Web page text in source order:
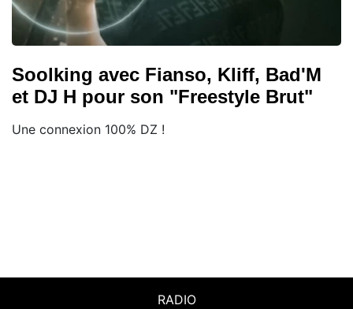
Soolking avec Fianso, Kliff, Bad'M
et DJ H pour son "Freestyle Brut"
Une connexion 100% DZ !
RADIO